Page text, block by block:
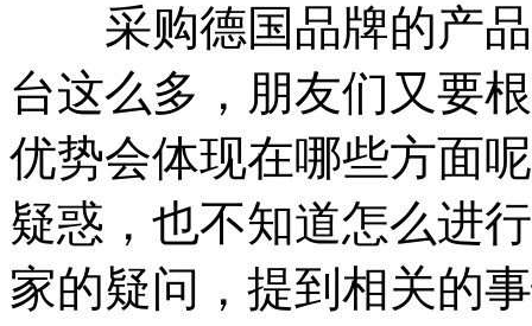
采购德国品牌的产品
台这么多，朋友们又要
优势会体现在哪些方面
疑惑，也不知道怎么进
家的疑问，提到相关的